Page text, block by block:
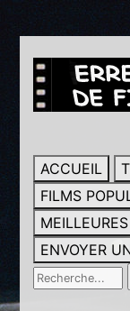
ACCUEIL
FILMS
ENVOYER